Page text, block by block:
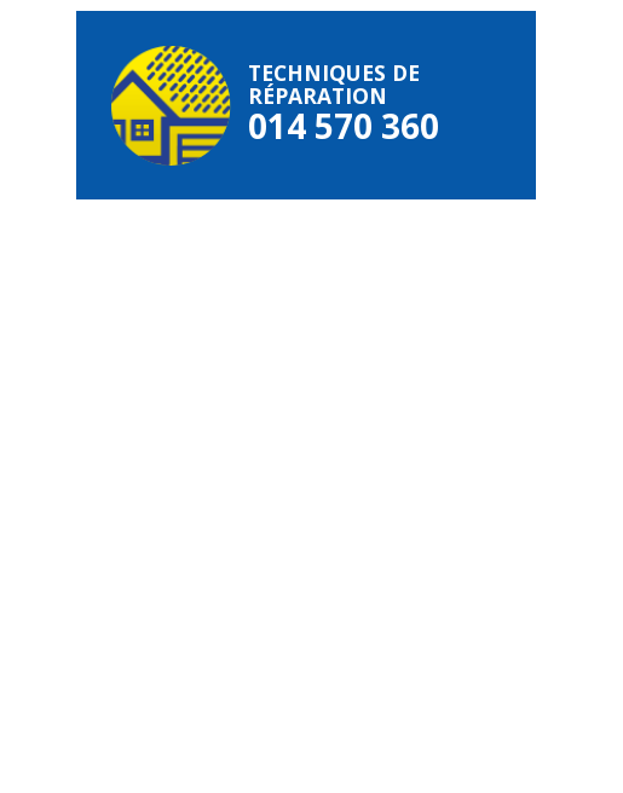
TECHNIQUES DE
RÉPARATION
014 570 360